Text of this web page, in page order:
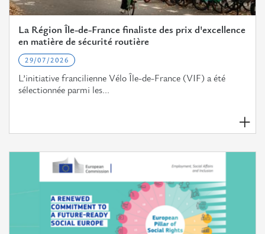
La Région Île-de-France finaliste des prix d'excellence
en matière de sécurité routière
29/07/2026
L’initiative francilienne Vélo Île-de-France (VIF) a été
sélectionnée parmi les...